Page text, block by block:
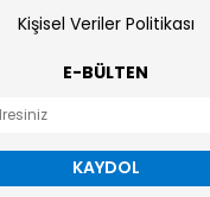
Kişisel Veriler Politikası
E-BÜLTEN
KAYDOL